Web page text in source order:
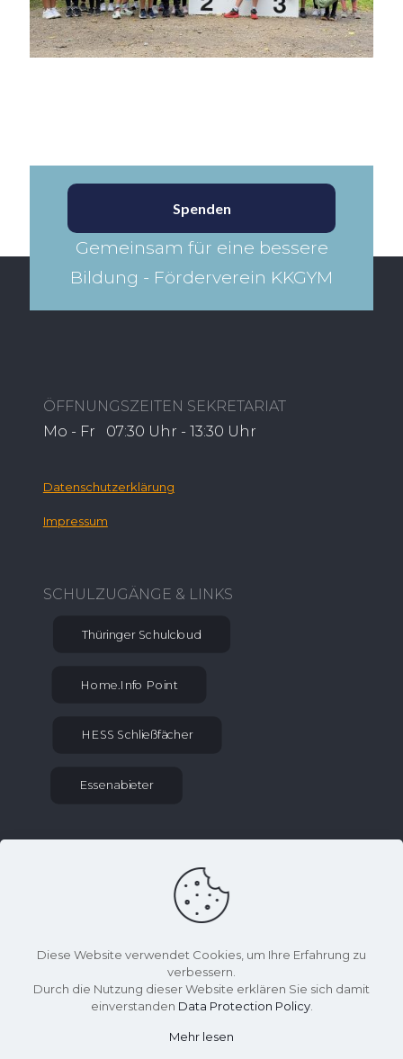
Spenden
Gemeinsam für eine bessere
Bildung - Förderverein KKGYM​
ÖFFNUNGSZEITEN SEKRETARIAT
Mo - Fr 07:30 Uhr - 13:30 Uhr
Datenschutzerklärung
Impressum
SCHULZUGÄNGE & LINKS
Thüringer Schulcloud
Home.Info Point
HESS Schließfächer
Essenabieter
sekretariat at gym-kaethe-kollwitz.schulen-
Effelder Weg 2, 99976 Lengenfeld unterm
Stein
Diese Website verwendet Cookies, um Ihre Erfahrung zu
verbessern.
Durch die Nutzung dieser Website erklären Sie sich damit
einverstanden Data Protection Policy.
Mehr lesen